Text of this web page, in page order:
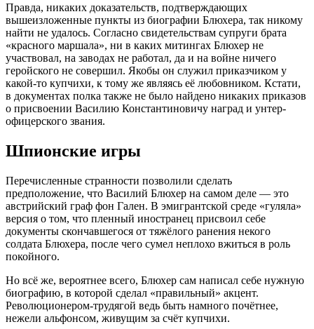
Правда, никаких доказательств, подтверждающих
вышеизложенные пункты из биографии Блюхера, так никому
найти не удалось. Согласно свидетельствам супруги брата
«красного маршала», ни в каких митингах Блюхер не
участвовал, на заводах не работал, да и на войне ничего
геройского не совершил. Якобы он служил приказчиком у
какой-то купчихи, к тому же являясь её любовником. Кстати,
в документах полка также не было найдено никаких приказов
о присвоении Василию Константиновичу наград и унтер-
офицерского звания.
Шпионские игры
Перечисленные странности позволили сделать
предположение, что Василий Блюхер на самом деле — это
австрийский граф фон Гален. В эмигрантской среде «гуляла»
версия о том, что пленный иностранец присвоил себе
документы скончавшегося от тяжёлого ранения некого
солдата Блюхера, после чего сумел неплохо вжиться в роль
покойного.
Но всё же, вероятнее всего, Блюхер сам написал себе нужную
биографию, в которой сделал «правильный» акцент.
Революционером-трудягой ведь быть намного почётнее,
нежели альфонсом, живущим за счёт купчихи.